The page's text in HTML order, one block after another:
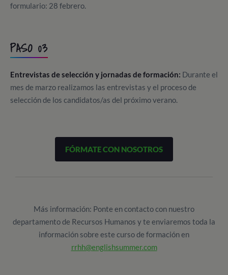
formulario: 28 febrero.
PASO 03
Entrevistas de selección y jornadas de formación: Durante el
mes de marzo realizamos las entrevistas y el proceso de
selección de los candidatos/as del próximo verano.
FÓRMATE CON NOSOTROS
Más información: Ponte en contacto con nuestro
departamento de Recursos Humanos y te enviaremos toda la
información sobre este curso de formación en
rrhh@englishsummer.com